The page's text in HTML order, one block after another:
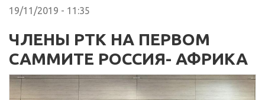
19/11/2019 - 11:35
ЧЛЕНЫ РТК НА ПЕРВОМ
САММИТЕ РОССИЯ- АФРИКА